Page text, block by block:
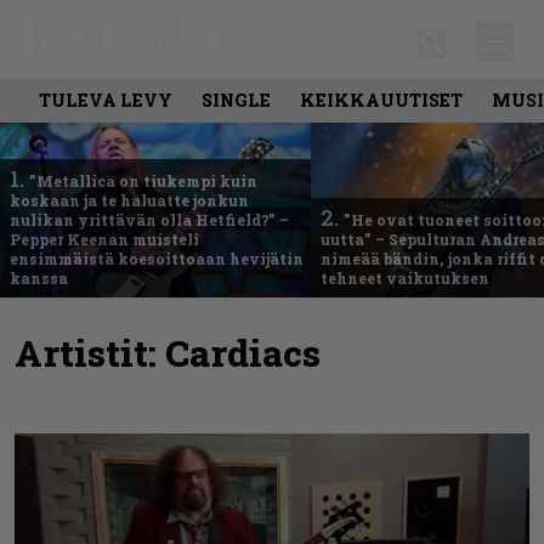
TULEVA LEVY SINGLE KEIKKAUUTISET
1. ”Metallica on tiukempi kuin
koskaan ja te haluatte jonkun
nulikan yrittävän olla Hetfield?” –
Pepper Keenan muisteli
ensimmäistä koesoittoaan hevijätin
kanssa
2. ”He ovat tuoneet
uutta” – Sepulturan
nimeää bändin, jonka riffit
tehneet vaikutuksen
Artistit: Cardiacs